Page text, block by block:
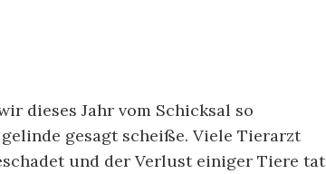
dieses Jahr vom Schicksal so
gesagt scheiße. Viele Tierarzt
und der Verlust einiger Tiere tat